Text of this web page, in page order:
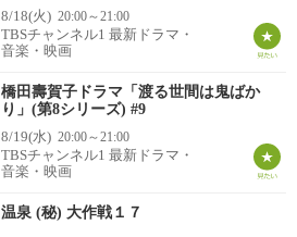
8/18(火) 20:00～21:00
TBSチャンネル1 最新ドラマ・
音楽・映画
橋田壽賀子ドラマ「渡る世間は鬼ばか
り」(第8シリーズ) #9
8/19(水) 20:00～21:00
TBSチャンネル1 最新ドラマ・
音楽・映画
温泉 (秘) 大作戦１７